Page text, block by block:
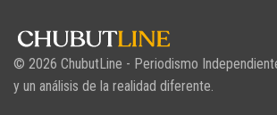
© 2026 ChubutLine - Periodismo
y un análisis de la realidad diferente.